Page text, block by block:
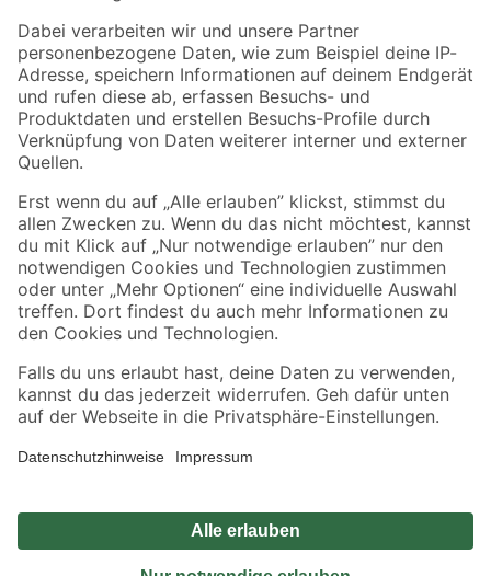
Zahlungsarten Versandarten
Sicher einkaufen
Jetzt die toom-App herunterladen
Alle Preisangaben in EUR inkl. gesetzl. MwSt.. Die dargestellten Angebote sind unter
Umständen nicht in allen Märkten verfügbar. Die angegebenen Verfügbarkeiten beziehen
Produkte nur solange der Vorrat reicht.
*Paketversand ab 59 € versandkostenfrei, gilt nicht für Artikel mit Speditionsversand, hier
Privatsphäre Impressum
Nutzungsbedingungen
Widerrufsrecht
Vertrag widerrufen